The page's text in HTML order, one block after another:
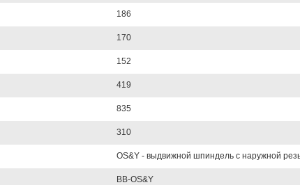
186
170
152
419
835
310
OS&Y - выдвижной шпиндель с наружной
BB-OS&Y